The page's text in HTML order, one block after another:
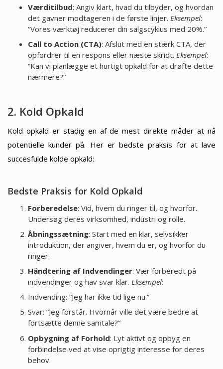
Værditilbud: Angiv klart, hvad du tilbyder, og hvordan
det gavner modtageren i de første linjer. Eksempel:
“Vores værktøj reducerer din salgscyklus med 20%.”
Call to Action (CTA): Afslut med en stærk CTA, der
opfordrer til en respons eller næste skridt. Eksempel:
“Kan vi planlægge et hurtigt opkald for at drøfte dette
nærmere?”
2. Kold Opkald
Kold opkald er stadig en af de mest direkte måder at nå
potentielle kunder på. Her er bedste praksis for at lave
succesfulde kolde opkald:
Bedste Praksis for Kold Opkald
Forberedelse: Vid, hvem du ringer til, og hvorfor.
Undersøg deres virksomhed, industri og rolle.
Åbningssætning: Start med en klar, selvsikker
introduktion, der angiver, hvem du er, og hvorfor du
ringer.
Håndtering af Indvendinger: Vær forberedt på
indvendinger og hav svar klar. Eksempel:
Indvending: “Jeg har ikke tid lige nu.”
Svar: “Jeg forstår. Hvornår ville det være bedre at
fortsætte denne samtale?”
Opbygning af Forhold: Lyt aktivt og opbyg en
forbindelse ved at vise oprigtig interesse for deres
behov.